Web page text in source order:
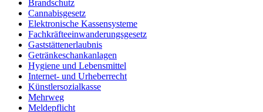
Brandschutz
Cannabisgesetz
Elektronische Kassensysteme
Fachkräfteeinwanderungsgesetz
Gaststättenerlaubnis
Getränkeschankanlagen
Hygiene und Lebensmittel
Internet- und Urheberrecht
Künstlersozialkasse
Mehrweg
Meldepflicht